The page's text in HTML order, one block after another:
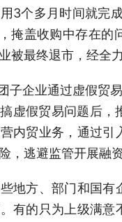
3个多月时间就完
掩盖收购中存在的
被最终退市，经全
子企业通过虚假贸
虚假贸易问题后
内贸业务，通过
，逃避监管开展融
地方、部门和国
有的只为上级满